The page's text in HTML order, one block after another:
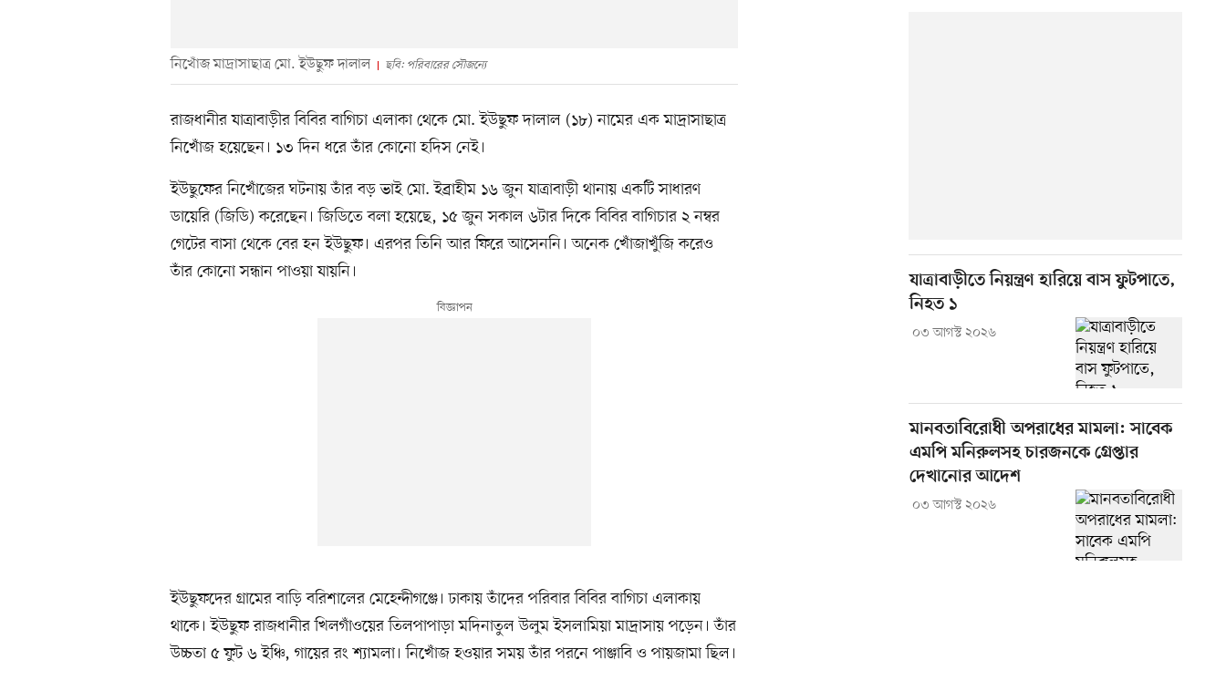
নিখোঁজ মাদ্রাসাছাত্র মো. ইউছুফ দালাল ছবি: পরিবারের সৌজন্যে
রাজধানীর যাত্রাবাড়ীর বিবির বাগিচা এলাকা থেকে মো. ইউছুফ দালাল (১৮) নামের এক মাদ্রাসাছাত্র
নিখোঁজ হয়েছেন। ১৩ দিন ধরে তাঁর কোনো হদিস নেই।
ইউছুফের নিখোঁজের ঘটনায় তাঁর বড় ভাই মো. ইব্রাহীম ১৬ জুন যাত্রাবাড়ী থানায় একটি সাধারণ
ডায়েরি (জিডি) করেছেন। জিডিতে বলা হয়েছে, ১৫ জুন সকাল ৬টার দিকে বিবির বাগিচার ২ নম্বর
গেটের বাসা থেকে বের হন ইউছুফ। এরপর তিনি আর ফিরে আসেননি। অনেক খোঁজাখুঁজি করেও
তাঁর কোনো সন্ধান পাওয়া যায়নি।
ইউছুফদের গ্রামের বাড়ি বরিশালের মেহেন্দীগঞ্জে। ঢাকায় তাঁদের পরিবার বিবির বাগিচা এলাকায়
থাকে। ইউছুফ রাজধানীর খিলগাঁওয়ের তিলপাপাড়া মদিনাতুল উলুম ইসলামিয়া মাদ্রাসায় পড়েন। তাঁর
উচ্চতা ৫ ফুট ৬ ইঞ্চি, গায়ের রং শ্যামলা। নিখোঁজ হওয়ার সময় তাঁর পরনে পাঞ্জাবি ও পায়জামা ছিল।
যাত্রাবাড়ীতে নিয়ন্ত্রণ হারিয়ে বাস ফুটপাতে,
নিহত ১
০৩ আগস্ট ২০২৬
মানবতাবিরোধী অপরাধের মামলা: সাবেক
এমপি মনিরুলসহ চারজনকে গ্রেপ্তার
দেখানোর আদেশ
০৩ আগস্ট ২০২৬